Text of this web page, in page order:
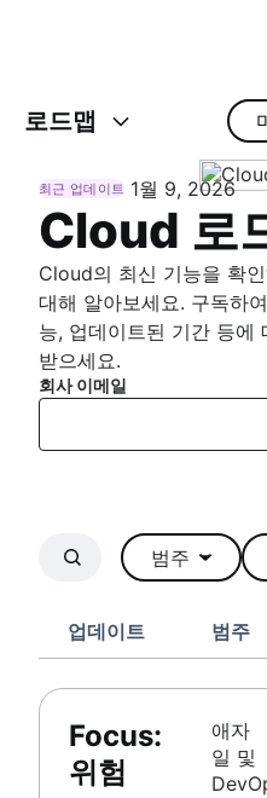
로드맵
최근 업데이트 1월 9, 2026
Cloud 로
Cloud의 최신 기능을 확
대해 알아보세요. 구독하
능, 업데이트된 기간 등에
받으세요.
회사 이메일
범주
업데이트 범주
Focus:
위험
애자
일 및